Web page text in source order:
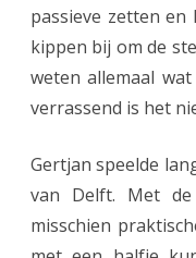
passieve zetten
kippen bij om de
weten allemaal
verrassend is het
Gertjan speelde
van Delft. Met
misschien